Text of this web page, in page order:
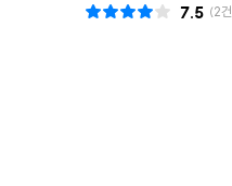
(2
7.5